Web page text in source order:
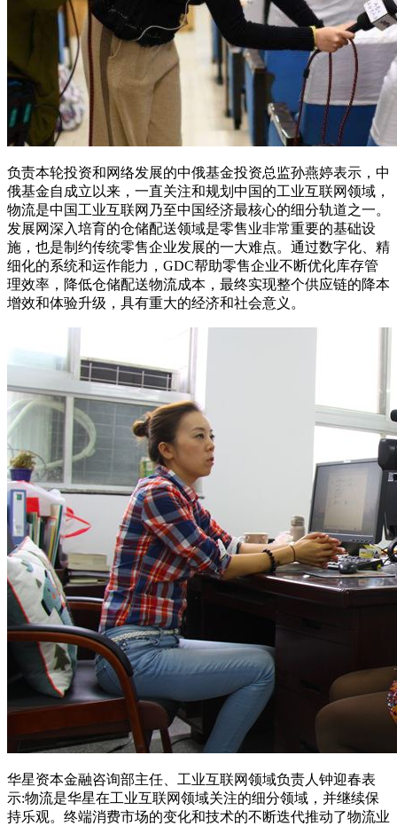
负责本轮投资和网络发展的中俄基金投资总监孙燕婷表示，中
俄基金自成立以来，一直关注和规划中国的工业互联网领域，
物流是中国工业互联网乃至中国经济最核心的细分轨道之一。
发展网深入培育的仓储配送领域是零售业非常重要的基础设
施，也是制约传统零售企业发展的一大难点。通过数字化、精
细化的系统和运作能力，GDC帮助零售企业不断优化库存管
理效率，降低仓储配送物流成本，最终实现整个供应链的降本
增效和体验升级，具有重大的经济和社会意义。
华星资本金融咨询部主任、工业互联网领域负责人钟迎春表
示:物流是华星在工业互联网领域关注的细分领域，并继续保
持乐观。终端消费市场的变化和技术的不断迭代推动了物流业